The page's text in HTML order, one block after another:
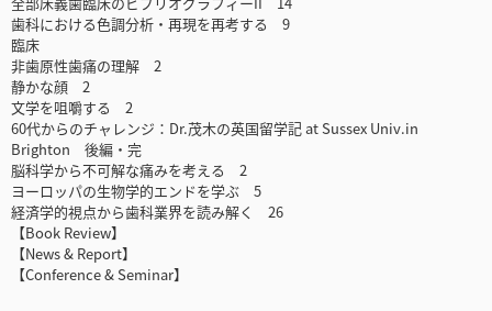
歯科における色調分析・再現を再考する 9
臨床
非歯原性歯痛の理解 2
静かな顔 2
文学を咀嚼する 2
60代からのチャレンジ：Dr.茂木の英国留学記 at Sussex Univ.in
Brighton 後編・完
脳科学から不可解な痛みを考える 2
ヨーロッパの生物学的エンドを学ぶ 5
経済学的視点から歯科業界を読み解く 26
【Book Review】
【News & Report】
【Conference & Seminar】